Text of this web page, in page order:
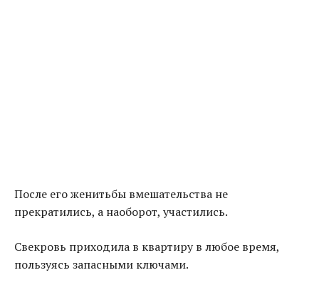
После его женитьбы вмешательства не
прекратились, а наоборот, участились.
Свекровь приходила в квартиру в любое время,
пользуясь запасными ключами.